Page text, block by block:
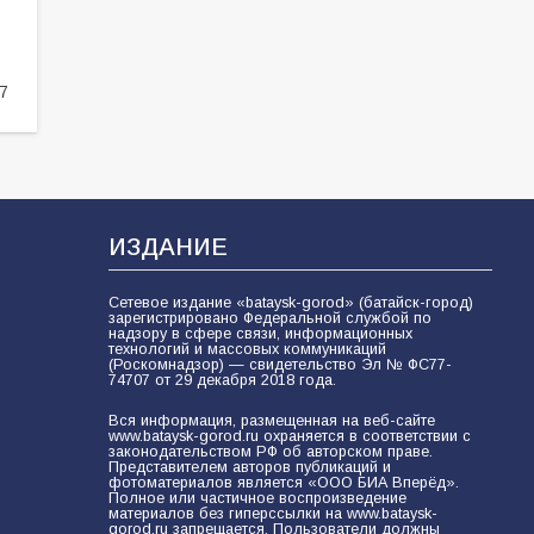
«Слухами Москву не возьмёшь»:
мобилизации — это отчаяние, а не
разведка
79 02.08.2026
ИЗДАНИЕ
Сетевое издание «bataysk-gorod» (батайск-город)
зарегистрировано Федеральной службой по
надзору в сфере связи, информационных
технологий и массовых коммуникаций
(Роскомнадзор) — свидетельство Эл № ФС77-
74707 от 29 декабря 2018 года.
Вся информация, размещенная на веб-сайте
www.bataysk-gorod.ru охраняется в соответствии с
законодательством РФ об авторском праве.
Представителем авторов публикаций и
фотоматериалов является «ООО БИА Вперёд».
Полное или частичное воспроизведение
материалов без гиперссылки на www.bataysk-
gorod.ru запрещается. Пользователи должны